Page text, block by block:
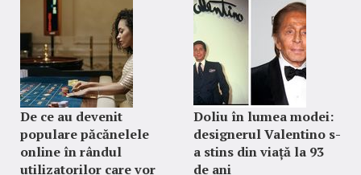
De ce au devenit
populare păcănelele
online în rândul
utilizatorilor care vor
Doliu în lumea modei:
designerul Valentino s-
a stins din viață la 93
de ani